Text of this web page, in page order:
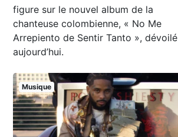
figure sur le nouvel album de la
chanteuse colombienne, « No Me
Arrepiento de Sentir Tanto », dévoilé
aujourd’hui.
Musique